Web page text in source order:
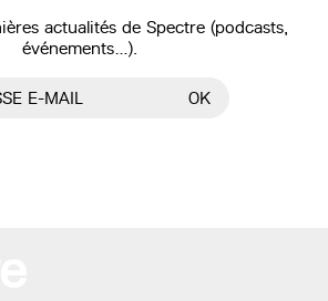
actualités de Spectre (podcasts,
événements…).
E-MAIL OK